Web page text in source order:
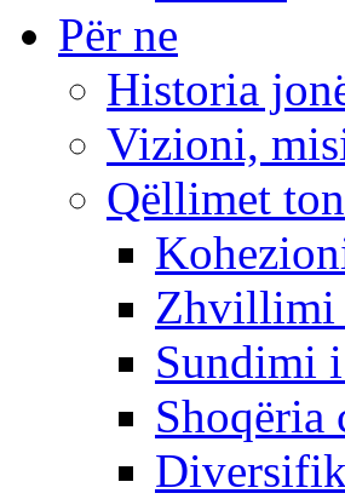
Për ne
Historia
Vizioni,
Qëllimet
Zhvillimi
Sundimi
Shoqëria